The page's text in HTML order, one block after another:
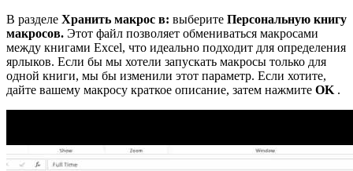
В разделе Хранить макрос в: выберите Персональную книгу
макросов. Этот файл позволяет обмениваться макросами
между книгами Excel, что идеально подходит для определения
ярлыков. Если бы мы хотели запускать макросы только для
одной книги, мы бы изменили этот параметр. Если хотите,
дайте вашему макросу краткое описание, затем нажмите OK .